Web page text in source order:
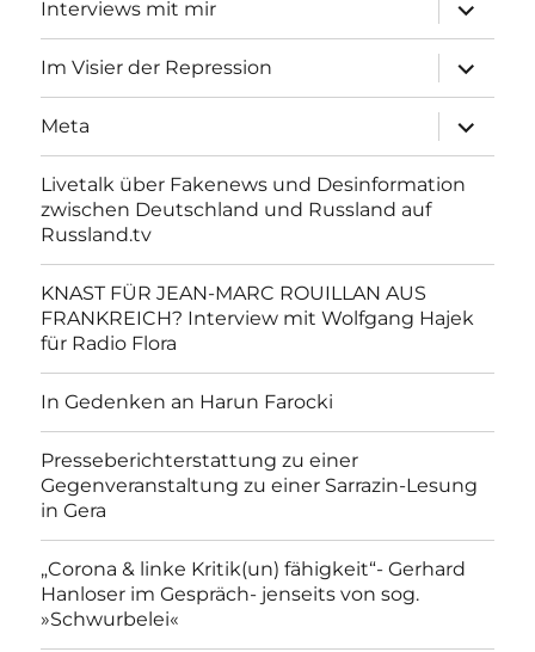
Interviews mit mir
anzeigen
Im Visier der Repression
anzeigen
Meta
anzeigen
Livetalk über Fakenews und Desinformation
zwischen Deutschland und Russland auf
Russland.tv
KNAST FÜR JEAN-MARC ROUILLAN AUS
FRANKREICH? Interview mit Wolfgang Hajek
für Radio Flora
In Gedenken an Harun Farocki
Presseberichterstattung zu einer
Gegenveranstaltung zu einer Sarrazin-Lesung
in Gera
„Corona & linke Kritik(un) fähigkeit“- Gerhard
Hanloser im Gespräch- jenseits von sog.
»Schwurbelei«